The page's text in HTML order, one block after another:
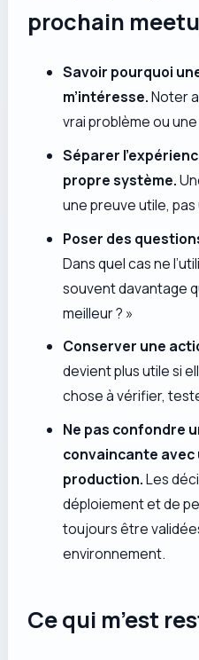
prochain
Savoir pourquoi
m’intéresse.Noter
vrai problème ou
Séparer
propre système.
une preuve utile,
Poser des
Dans quel cas ne
souvent davantage
meilleur ? »
Conserver une
devient plus utile si
chose à vérifier,
Ne pas confondre
convaincante avec
production.Les
déploiement et de
toujours être
environnement.
Ce qui m’est